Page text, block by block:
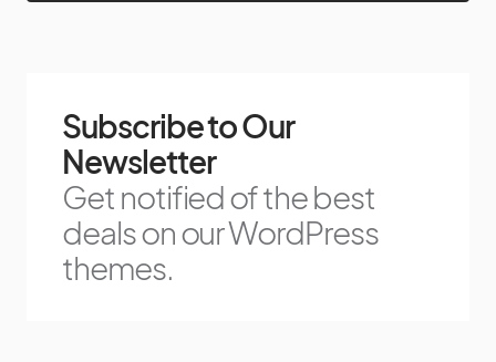
Subscribe to Our
Newsletter
Get notified of the best
deals on our WordPress
themes.